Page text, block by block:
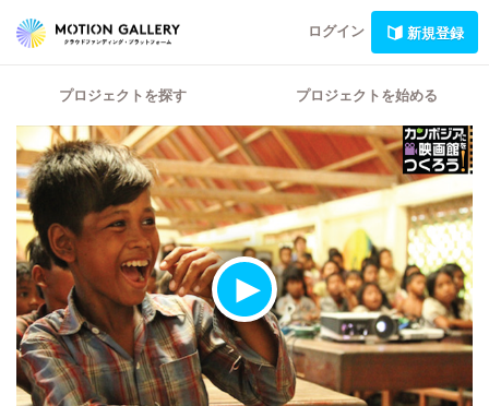
ログイン 新規登録
プロジェクトを探す プロジェクトを始める